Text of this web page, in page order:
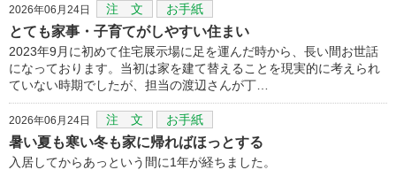
2026年06月24日 注 文 お手紙
とても家事・子育てがしやすい住まい
2023年9月に初めて住宅展示場に足を運んだ時から、長い間お世話
になっております。当初は家を建て替えることを現実的に考えられ
ていない時期でしたが、担当の渡辺さんが丁…
2026年06月24日 注 文 お手紙
暑い夏も寒い冬も家に帰ればほっとする
入居してからあっという間に1年が経ちました。